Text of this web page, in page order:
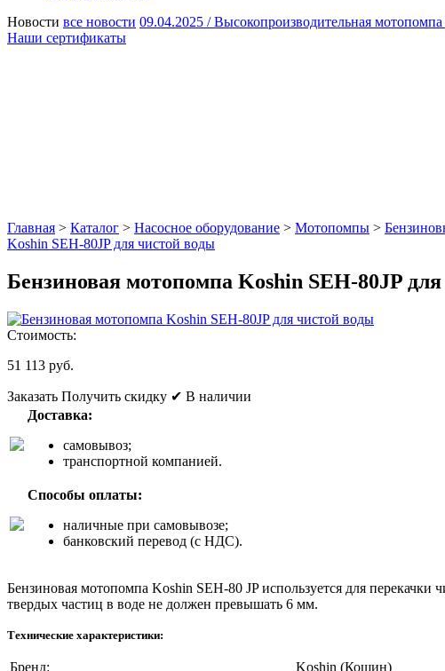
Новости все новости 09.04.2025 /Высокопроизводительная
Наши сертификаты
Главная > Каталог > Насосное оборудование > Мотопомпы >
Koshin SEH-80JP для чистой воды
Бензиновая мотопомпа Koshin SEH-80JP
Стоимость:
51 113 руб.
Заказать Получить скидку ✔ В наличии
Доставка:
самовывоз;
транспортной компанией.
Способы оплаты:
наличные при самовывозе;
банковский перевод (с НДС).
Бензиновая мотопомпа Koshin SEH-80 JP используется для
твердых частиц в воде не должен превышать 6 мм.
Технические характеристики:
Бренд:
Koshin (Кошин)